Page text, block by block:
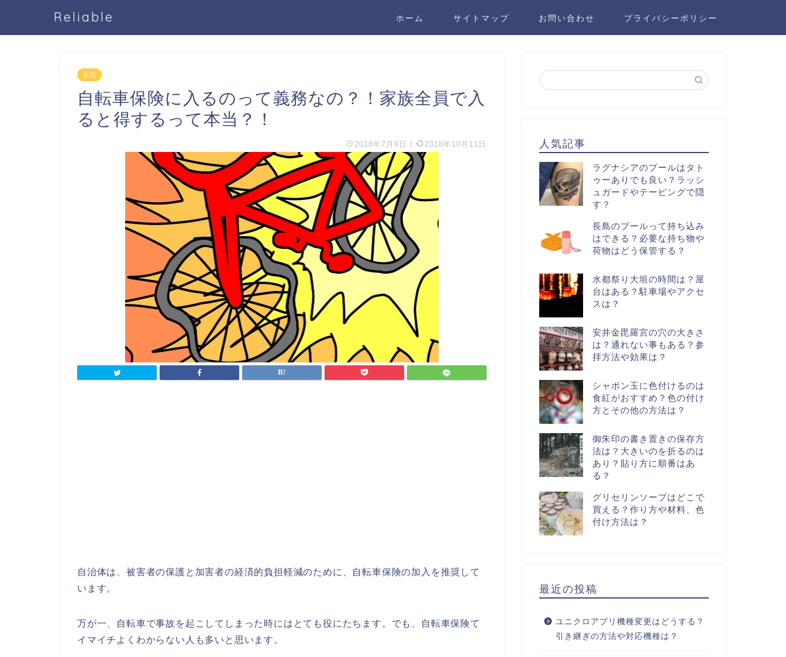
Reliable ホーム サイトマップ お問い合わせ プライバシーポリシー
生活
自転車保険に入るのって義務なの？！家族全員で入
ると得するって本当？！
2018年7月9日 / 2018年10月11日
自治体は、被害者の保護と加害者の経済的負担軽減のために、自転車保険の加入を推奨して
います。
万が一、自転車で事故を起こしてしまった時にはとても役にたちます。でも、自転車保険て
イマイチよくわからない人も多いと思います。
人気記事
ラグナシアのプールはタト
ゥーありでも良い？ラッシ
ュガードやテーピングで隠
す？
長島のプールって持ち込み
はできる？必要な持ち物や
荷物はどう保管する？
水都祭り大垣の時間は？屋
台はある？駐車場やアクセ
スは？
安井金毘羅宮の穴の大きさ
は？通れない事もある？参
拝方法や効果は？
シャボン玉に色付けるのは
食紅がおすすめ？色の付け
方とその他の方法は？
御朱印の書き置きの保存方
法は？大きいのを折るのは
あり？貼り方に順番はあ
る？
グリセリンソープはどこで
買える？作り方や材料、色
付け方法は？
最近の投稿
ユニクロアプリ機種変更はどうする？
引き継ぎの方法や対応機種は？